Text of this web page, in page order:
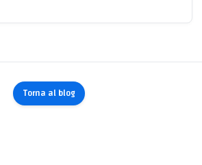
Torna al blog